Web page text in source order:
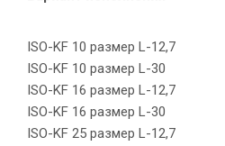
ISO-KF 10 размер L-12,7
ISO-KF 10 размер L-30
ISO-KF 16 размер L-12,7
ISO-KF 16 размер L-30
ISO-KF 25 размер L-12,7